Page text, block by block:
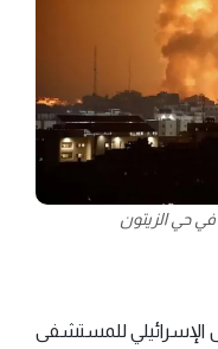
حي الزيتون
للمستشفى